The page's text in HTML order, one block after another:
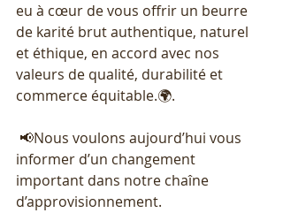
eu à cœur de vous offrir un beurre
de karité brut authentique, naturel
et éthique, en accord avec nos
valeurs de qualité, durabilité et
commerce équitable.🌍.
informer d’un changement
important dans notre chaîne
d’approvisionnement.